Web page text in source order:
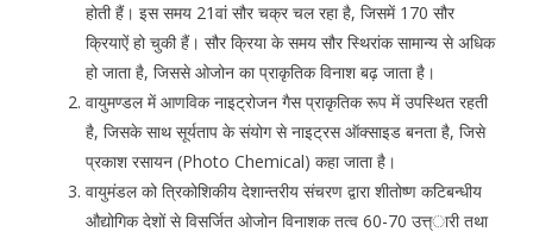
होती हैं। इस समय 21वां सौर चक्र चल रहा है, जिसमें 170 सौर
क्रियाऐं हो चुकी हैं। सौर क्रिया के समय सौर स्थिरांक सामान्य से अधिक
हो जाता है, जिससे ओजोन का प्राकृतिक विनाश बढ़ जाता है।
वायुमण्डल में आणविक नाइट्रोजन गैस प्राकृतिक रूप में उपस्थित रहती
है, जिसके साथ सूर्यताप के संयोग से नाइट्रस ऑक्साइड बनता है, जिसे
प्रकाश रसायन (Photo Chemical) कहा जाता है।
वायुमंडल को त्रिकोशिकीय देशान्तरीय संचरण द्वारा शीतोष्ण कटिबन्धीय
औद्योगिक देशों से विसर्जित ओजोन विनाशक तत्व 60-70 उत्त्ारी तथा